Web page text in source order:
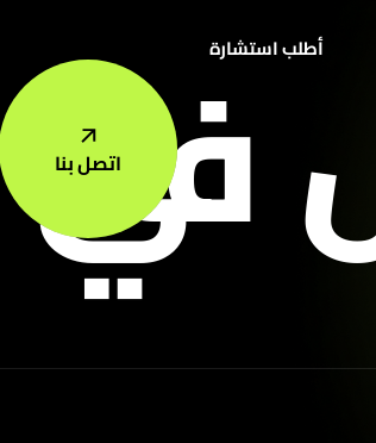
أطلب استشارة
اتصل بنا